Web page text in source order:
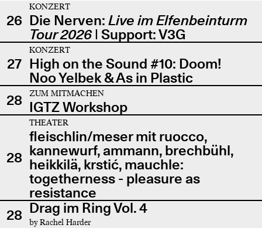
26
KONZERT
Die Nerven: Live im Elfenbeinturm
Tour 2026| Support: V3G
27
KONZERT
High on the Sound #10: Doom!
Noo Yelbek & As in Plastic
28
ZUM MITMACHEN
IGTZ Workshop
28
THEATER
fleischlin/meser mit ruocco,
kannewurf, ammann, brechbühl,
heikkilä, krstić, mauchle:
togetherness - pleasure as
resistance
28 Drag im Ring Vol. 4
by Rachel Harder